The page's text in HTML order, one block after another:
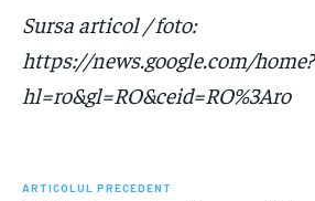
Sursa articol / foto:
https://news.google.com/home?
hl=ro&gl=RO&ceid=RO%3Aro
ARTICOLUL PRECEDENT